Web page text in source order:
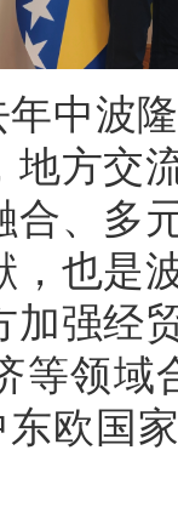
中波
地方交
合、多
，也是
加强经
等领域
欧国